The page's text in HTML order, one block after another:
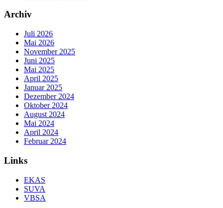
Archiv
Juli 2026
Mai 2026
November 2025
Juni 2025
Mai 2025
April 2025
Januar 2025
Dezember 2024
Oktober 2024
August 2024
Mai 2024
April 2024
Februar 2024
Links
EKAS
SUVA
VBSA